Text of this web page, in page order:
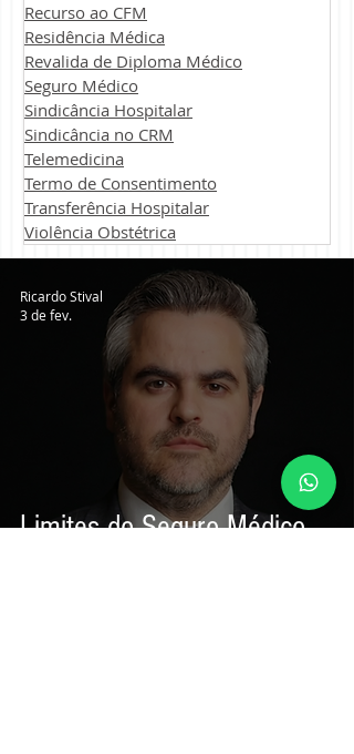
Recurso ao CFM
Residência Médica
Revalida de Diploma Médico
Seguro Médico
Sindicância Hospitalar
Sindicância no CRM
Telemedicina
Termo de Consentimento
Transferência Hospitalar
Violência Obstétrica
Limites do Seguro Médico
Ricardo Stival
3 de fev.